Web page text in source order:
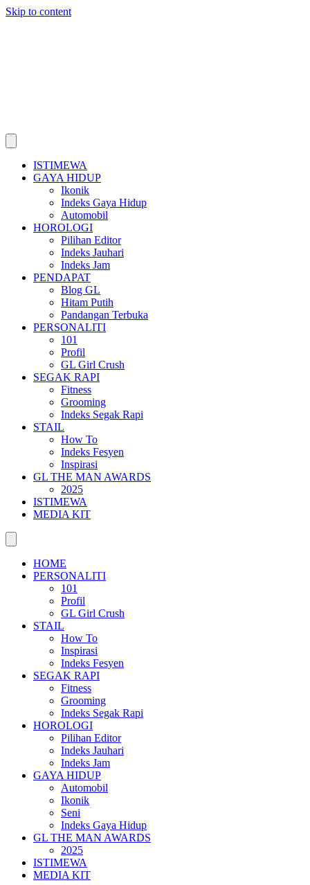
Skip to content
ISTIMEWA
GAYA HIDUP
Ikonik
Indeks Gaya Hidup
Automobil
HOROLOGI
Pilihan Editor
Indeks Jauhari
Indeks Jam
PENDAPAT
Blog GL
Hitam Putih
Pandangan Terbuka
PERSONALITI
101
Profil
GL Girl Crush
SEGAK RAPI
Fitness
Grooming
Indeks Segak Rapi
STAIL
How To
Indeks Fesyen
Inspirasi
GL THE MAN AWARDS
2025
ISTIMEWA
MEDIA KIT
HOME
PERSONALITI
101
Profil
GL Girl Crush
STAIL
How To
Inspirasi
Indeks Fesyen
SEGAK RAPI
Fitness
Grooming
Indeks Segak Rapi
HOROLOGI
Pilihan Editor
Indeks Jauhari
Indeks Jam
GAYA HIDUP
Automobil
Ikonik
Seni
Indeks Gaya Hidup
GL THE MAN AWARDS
2025
ISTIMEWA
MEDIA KIT